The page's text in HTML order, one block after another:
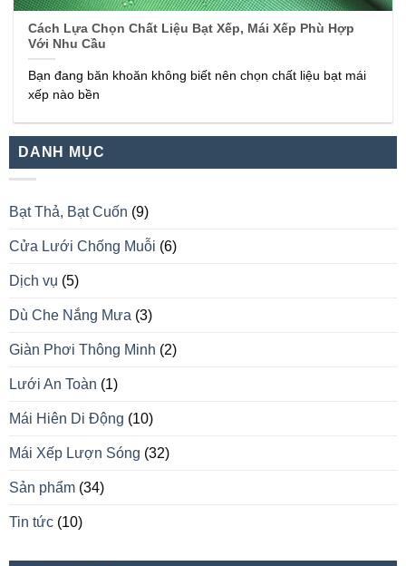
Cách Lựa Chọn Chất Liệu Bạt Xếp, Mái Xếp Phù Hợp
Với Nhu Cầu
Bạn đang băn khoăn không biết nên chọn chất liệu bạt mái
xếp nào bền
DANH MỤC
Bạt Thả, Bạt Cuốn (9)
Cửa Lưới Chống Muỗi (6)
Dịch vụ (5)
Dù Che Nắng Mưa (3)
Giàn Phơi Thông Minh (2)
Lưới An Toàn (1)
Mái Hiên Di Động (10)
Mái Xếp Lượn Sóng (32)
Sản phẩm (34)
Tin tức (10)